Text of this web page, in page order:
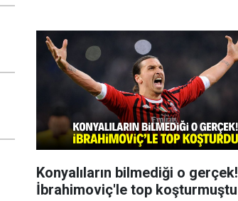
Konyalıların bilmediği o gerçek!
İbrahimoviç'le top koşturmuştu